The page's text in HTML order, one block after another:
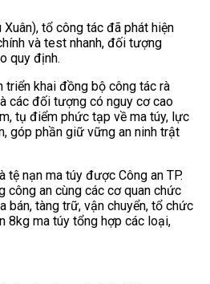
tổ công tác đã phát hiện
và test nhanh, đối tượng
quy định.
triển khai đồng bộ công tác rà
các đối tượng có nguy cơ cao
tụ điểm phức tạp về ma túy, lực
góp phần giữ vững an ninh trật
nạn ma túy được Công an TP.
công an cùng các cơ quan chức
bán, tàng trữ, vận chuyển, tổ chức
8kg ma túy tổng hợp các loại,